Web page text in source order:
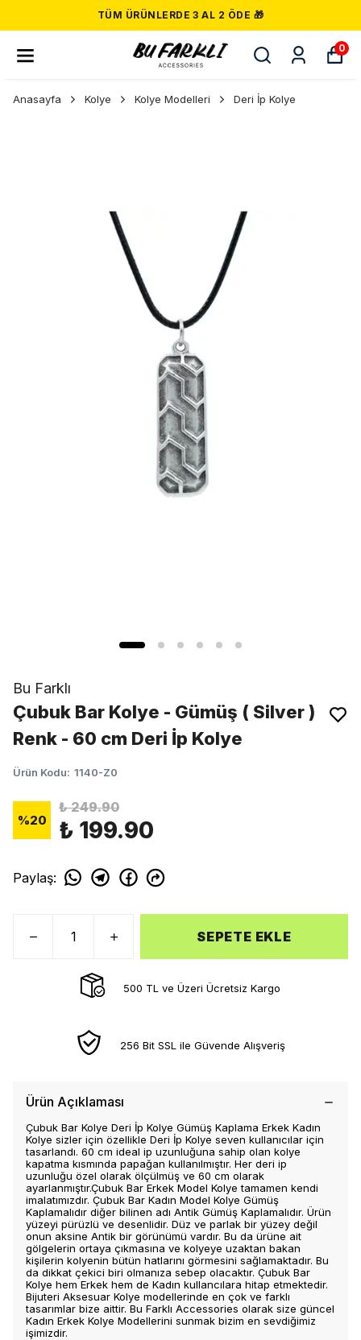
TÜM ÜRÜNLERDE 3 AL 2 ÖDE 🎁
0
Anasayfa Kolye Kolye Modelleri Deri İp Kolye
Bu Farklı
Çubuk Bar Kolye - Gümüş ( Silver )
Renk - 60 cm Deri İp Kolye
Ürün Kodu: 1140-Z0
%20
₺ 249.90
₺ 199.90
Paylaş:
SEPETE EKLE
500 TL ve Üzeri Ücretsiz Kargo
256 Bit SSL ile Güvende Alışveriş
Ürün Açıklaması
Çubuk Bar Kolye Deri İp Kolye Gümüş Kaplama Erkek Kadın
Kolye sizler için özellikle Deri İp Kolye seven kullanıcılar için
tasarlandı. 60 cm ideal ip uzunluğuna sahip olan kolye
kapatma kısmında papağan kullanılmıştır. Her deri ip
uzunluğu özel olarak ölçülmüş ve 60 cm olarak
ayarlanmıştır.Çubuk Bar Erkek Model Kolye tamamen kendi
imalatımızdır. Çubuk Bar Kadın Model Kolye Gümüş
Kaplamalıdır diğer bilinen adı Antik Gümüş Kaplamalıdır. Ürün
yüzeyi pürüzlü ve desenlidir. Düz ve parlak bir yüzey değil
onun aksine Antik bir görünümü vardır. Bu da ürüne ait
gölgelerin ortaya çıkmasına ve kolyeye uzaktan bakan
kişilerin kolyenin bütün hatlarını görmesini sağlamaktadır. Bu
da dikkat çekici biri olmanıza sebep olacaktır. Çubuk Bar
Kolye hem Erkek hem de Kadın kullancılara hitap etmektedir.
Bijuteri Aksesuar Kolye modellerinde en çok ve farklı
tasarımlar bize aittir. Bu Farklı Accessories olarak size güncel
Kadın Erkek Kolye Modellerini sunmak bizim en sevdiğimiz
işimizdir.